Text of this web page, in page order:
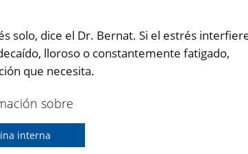
solo, dice el Dr. Bernat. Si el estrés
lloroso o constantemente fatigado,
que necesita.
sobre
interna